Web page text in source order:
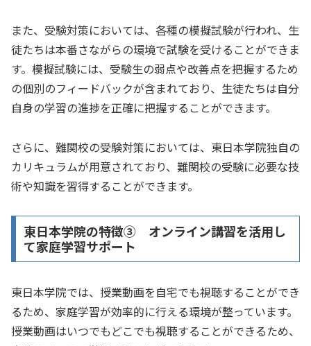
また、受験対策においては、各種の模擬試験が行われ、生
徒たちは本番さながらの環境で試験を受けることができま
す。模擬試験には、受験生の弱点や改善点を把握するため
の個別のフィードバックが含まれており、生徒たちは自分
自身の学習の進捗を正確に把握することができます。
さらに、難関校の受験対策においては、東日本学院独自の
カリキュラムが用意されており、難関校の受験に必要な技
術や知識を習得することができます。
東日本学院の特徴③ オンライン講習を活用し
て家庭学習サポート
東日本学院では、授業動画を自宅でも視聴することができ
るため、家庭学習が効率的に行える環境が整っています。
授業動画はいつでもどこでも視聴することができるため、